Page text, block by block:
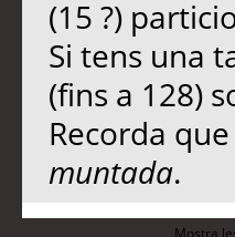
(15 ?)
Si tens una
(fins a 128)
Recorda
muntada.